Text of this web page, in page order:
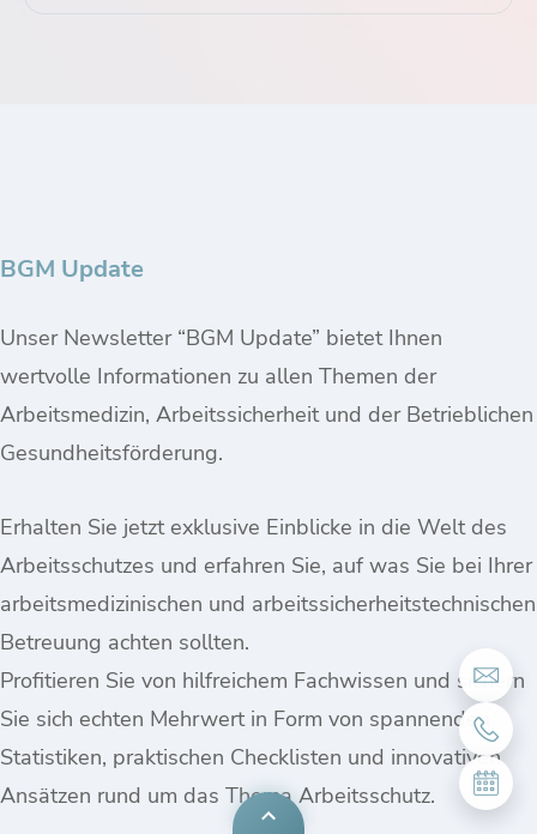
BGM Update
Unser Newsletter “BGM Update” bietet Ihnen
wertvolle Informationen zu allen Themen der
Arbeitsmedizin, Arbeitssicherheit und der Betrieblichen
Gesundheitsförderung.
Erhalten Sie jetzt exklusive Einblicke in die Welt des
Arbeitsschutzes und erfahren Sie, auf was Sie bei Ihrer
arbeitsmedizinischen und arbeitssicherheitstechnischen
Betreuung achten sollten.
Profitieren Sie von hilfreichem Fachwissen und sichern
Sie sich echten Mehrwert in Form von spannenden
Statistiken, praktischen Checklisten und innovativen
Ansätzen rund um das Thema Arbeitsschutz.